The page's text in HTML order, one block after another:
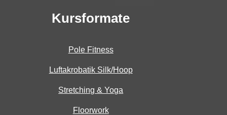
Kursformate
Pole Fitness
Luftakrobatik Silk/Hoop
Stretching & Yoga
Floorwork